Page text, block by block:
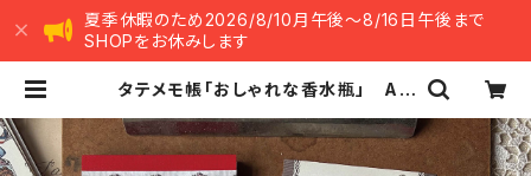
夏季休暇のため2026/8/10月午後～8/16日午後まで
SHOPをお休みします
タテメモ帳「おしゃれな香水瓶」 AN
（穴なし） ミニ6 M6 | ants han
dmade market -アンツ ハンドメイ
ド マーケット-